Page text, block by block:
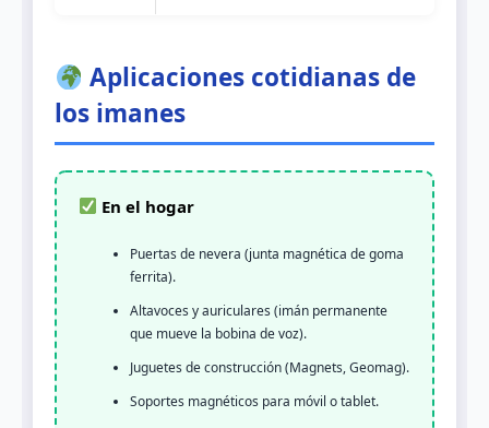
Aplicaciones cotidianas de
los imanes
En el hogar
Puertas de nevera (junta magnética de goma
ferrita).
Altavoces y auriculares (imán permanente
que mueve la bobina de voz).
Juguetes de construcción (Magnets, Geomag).
Soportes magnéticos para móvil o tablet.